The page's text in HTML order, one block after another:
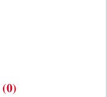
(0)